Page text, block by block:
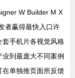
W Builder M X
者赢得最快入口许
手机片各视觉风格
到最庞大不同案例
单独推页面所反馈